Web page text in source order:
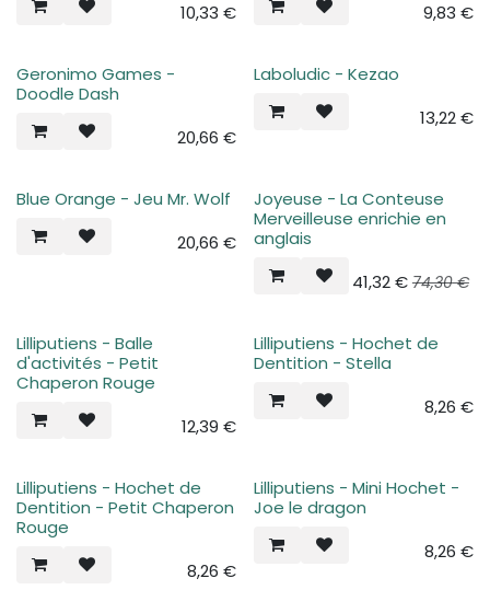
10,33 €
9,83 €
Geronimo Games -
Doodle Dash
20,66 €
Laboludic - Kezao
13,22€
Blue Orange - Jeu Mr. Wolf
20,66 €
Joyeuse - La Conteuse
Merveilleuse enrichie en
anglais
41,32€ 74,30€
Lilliputiens - Balle
d'activités - Petit
Chaperon Rouge
12,39 €
Lilliputiens - Hochet de
Dentition - Stella
8,26 €
Lilliputiens - Hochet de
Dentition - Petit Chaperon
Rouge
8,26 €
Lilliputiens - Mini Hochet -
Joe le dragon
8,26 €